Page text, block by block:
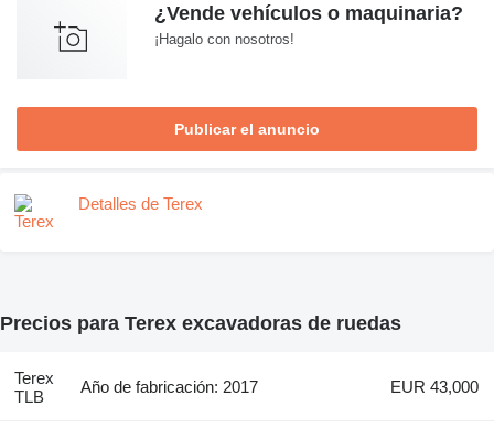
¿Vende vehículos o maquinaria?
¡Hagalo con nosotros!
Publicar el anuncio
Detalles de Terex
Precios para Terex excavadoras de ruedas
Terex
TLB
Año de fabricación: 2017 EUR 43,000